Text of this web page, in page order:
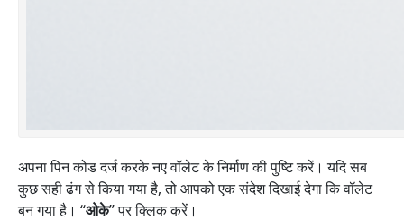
अपना पिन कोड दर्ज करके नए वॉलेट के निर्माण की पुष्टि करें। यदि सब
कुछ सही ढंग से किया गया है, तो आपको एक संदेश दिखाई देगा कि वॉलेट
बन गया है। “ओके” पर क्लिक करें।